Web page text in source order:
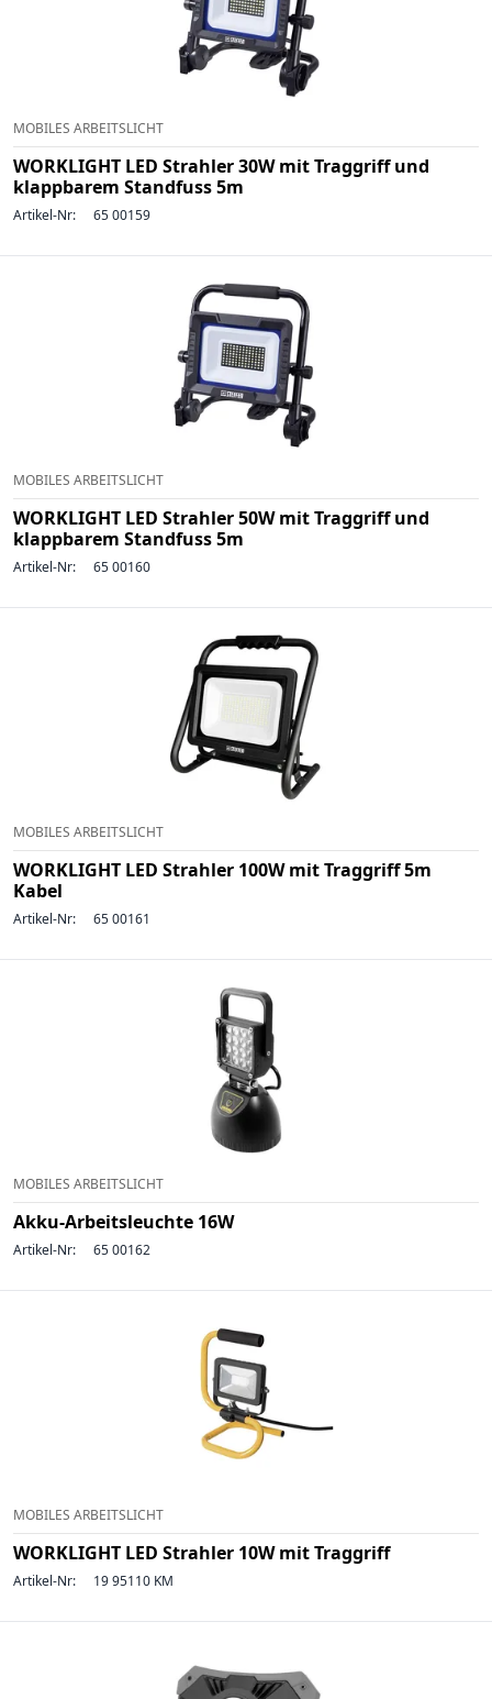
MOBILES ARBEITSLICHT
WORKLIGHT LED Strahler 30W mit Traggriff und
klappbarem Standfuss 5m
Artikel-Nr: 65 00159
MOBILES ARBEITSLICHT
WORKLIGHT LED Strahler 50W mit Traggriff und
klappbarem Standfuss 5m
Artikel-Nr: 65 00160
MOBILES ARBEITSLICHT
WORKLIGHT LED Strahler 100W mit Traggriff 5m
Kabel
Artikel-Nr: 65 00161
MOBILES ARBEITSLICHT
Akku-Arbeitsleuchte 16W
Artikel-Nr: 65 00162
MOBILES ARBEITSLICHT
WORKLIGHT LED Strahler 10W mit Traggriff
Artikel-Nr: 19 95110 KM